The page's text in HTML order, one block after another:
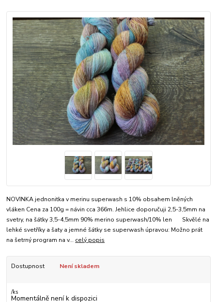
NOVINKA jednonitka v merinu superwash s 10% obsahem lněných
vláken Cena za 100g = návin cca 366m. Jehlice doporučuji 2,5-3,5mm na
svetry, na šátky 3,5-4,5mm 90% merino superwash/10% len Skvělé na
lehké svetříky a šaty a jemné šátky se superwash úpravou: Možno prát
na šetrný program na v... celý popis
Dostupnost Není skladem
/ks
Momentálně není k dispozici